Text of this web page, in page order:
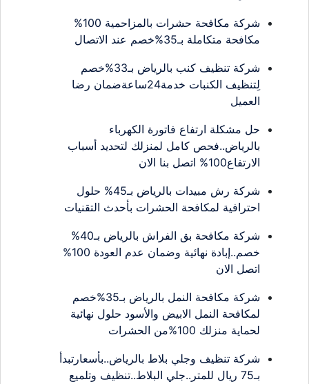
شركة مكافحة حشرات بالمزاحمية 100%
مكافحة متكاملة بـ35%خصم عند الاتصال
شركة تنظيف كنب بالرياض بـ33%خصم
لِتنظيف الكنبات خدمة24ساعةضمان رضا
العميل
حل مشكلة ارتفاع فاتورة الكهرباء
بالرياض..فحص كامل لمنزلك لتحديد أسباب
الارتفاع100% اتصل بنا الان
شركة رش مبيدات بالرياض بـ45% حلول
احترافية لمكافحة الحشرات بأحدث التقنيات
شركة مكافحة بق الفراش بالرياض بـ40%
خصم..إبادة نهائية وضمان عدم العودة 100%
اتصل الان
شركة مكافحة النمل بالرياض بـ35%خصم
لمكافحة النمل الابيض والأسود حلول نهائية
لحماية منزلك 100%من الحشرات
شركة تنظيف وجلي بلاط بالرياض..بأسعارتبدأ
بـ75 ريال للمتر..جلي البلاط..تنظيف وتلميع